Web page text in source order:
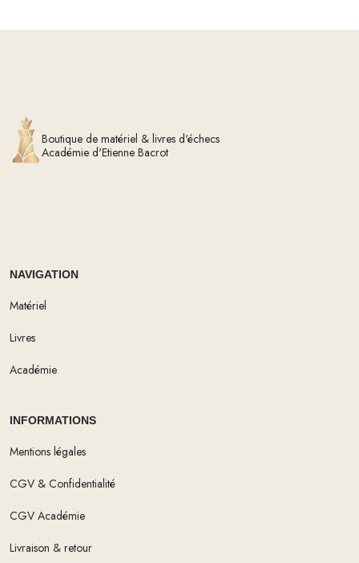
Boutique de matériel & livres d'échecs
Académie d'Etienne Bacrot
NAVIGATION
Matériel
Livres
Académie
INFORMATIONS
Mentions légales
CGV & Confidentialité
CGV Académie
Livraison & retour